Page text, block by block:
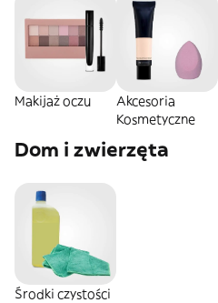
Makijaż oczu
Akcesoria
Kosmetyczne
Dom i zwierzęta
Środki czystości